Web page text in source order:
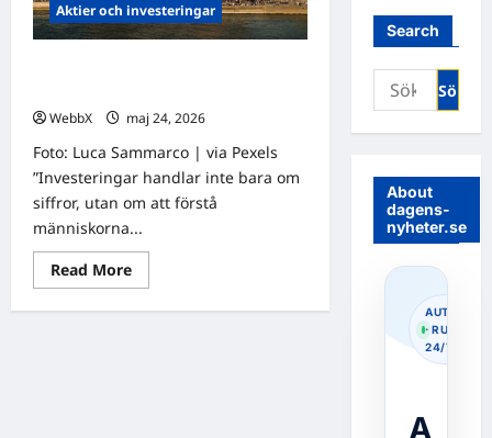
Aktier och investeringar
WebbX
maj 24, 2026
Foto: Luca Sammarco | via Pexels
”Investeringar handlar inte bara om
siffror, utan om att förstå
människorna...
Read MoreRead
more
Aktier
Search
Sök
efter:
About
dagens-
nyheter.se
· RUNNING
24/7
A